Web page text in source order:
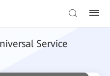
Service